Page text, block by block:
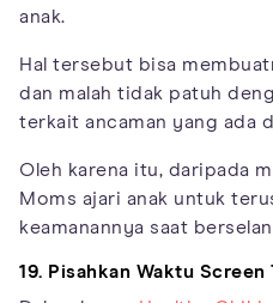
anak.
Hal tersebut bisa
dan malah tidak patuh
terkait ancaman yang ada
Oleh karena itu, daripada
Moms ajari anak untuk
keamanannya saat
19. Pisahkan Waktu